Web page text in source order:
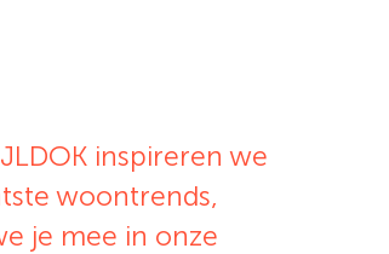
inspireren we
woontrends,
je mee in onze